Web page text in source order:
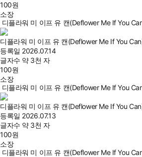
100원
소장
디플라워 미 이프 유 캔(Deflower Me If You
디플라워 미 이프 유 캔(Deflower Me If You
등록일 2026.07.14
글자수 약 3천 자
100원
소장
디플라워 미 이프 유 캔(Deflower Me If You
디플라워 미 이프 유 캔(Deflower Me If You
등록일 2026.07.13
글자수 약 3천 자
100원
소장
디플라워 미 이프 유 캔(Deflower Me If You